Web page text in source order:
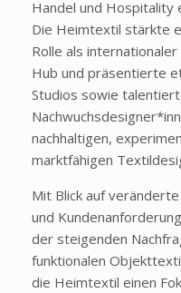
Handel und Hospitality
Die Heimtextil stärkte
Rolle als
Hub und präsentierte
Studios sowie
nachhaltigen,
marktfähigen
Mit Blick auf
und
der steigenden
funktionalen
die Heimtextil einen